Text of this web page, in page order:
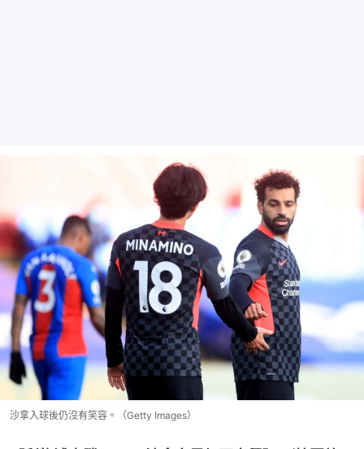
沙拿入球後仍沒有笑容。（Getty Images）